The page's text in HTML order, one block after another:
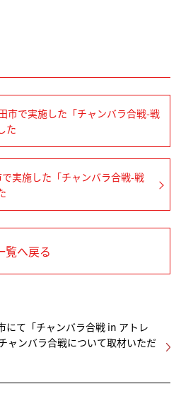
市で実施した「チャンバラ合戦-戦
た
実施した「チャンバラ合戦-戦
覧へ戻る
にて「チャンバラ合戦 in アトレ
ャンバラ合戦について取材いただ